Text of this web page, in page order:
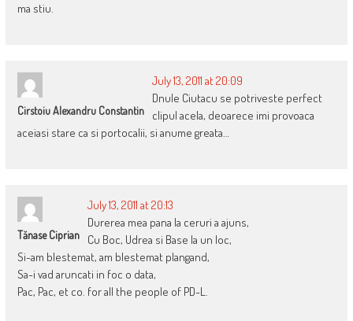
ma stiu.
Cirstoiu Alexandru Constantin
July 13, 2011 at 20:09
Dnule Ciutacu se potriveste perfect
clipul acela, deoarece imi provoaca
aceiasi stare ca si portocalii, si anume greata…
Tănase Ciprian
July 13, 2011 at 20:13
Durerea mea pana la ceruri a ajuns,
Cu Boc, Udrea si Base la un loc,
Si-am blestemat, am blestemat plangand,
Sa-i vad aruncati in foc o data,
Pac, Pac, et co. for all the people of PD-L.